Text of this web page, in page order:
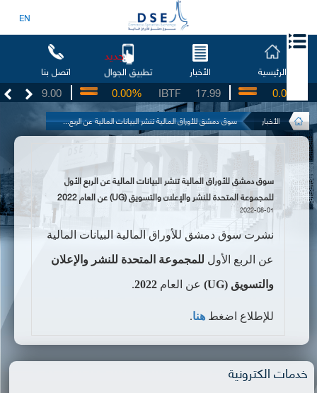
EN
الرئيسية الأخبار تطبيق الجوال
جديد
اتصل بنا
19.00 17.99
IBTF
0.00% 0.00%
الأخبار سوق دمشق للأوراق المالية تنشر البيانات المالية عن الربع...
سوق دمشق للأوراق المالية تنشر البيانات المالية عن الربع الأول
للمجموعة المتحدة للنشر والإعلان والتسويق (UG) عن العام 2022
2022-08-01
نشرت سوق دمشق للأوراق المالية البيانات المالية
عن الربع الأول للمجموعة المتحدة للنشر والإعلان
والتسويق (UG
)عن العام 2022
.
للإطلاع اضغط هنا.
خدمات الكترونية